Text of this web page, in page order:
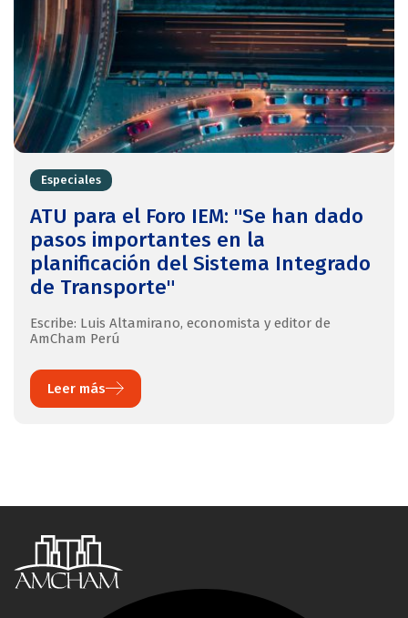
Especiales
ATU para el Foro IEM: "Se han dado
pasos importantes en la
planificación del Sistema Integrado
de Transporte"
Escribe: Luis Altamirano, economista y editor de
AmCham Perú
Leer más